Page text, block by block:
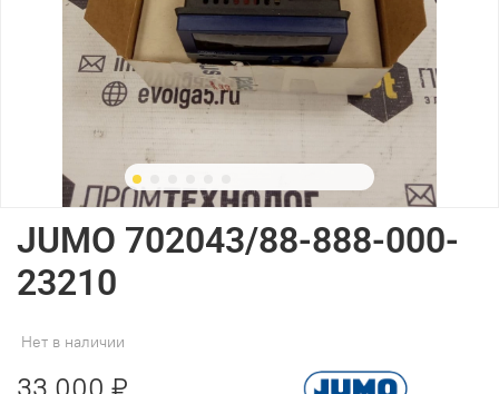
JUMO 702043/88-888-000-
23210
Нет в наличии
33 000 ₽